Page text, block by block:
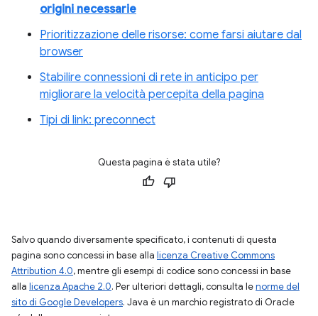
origini necessarie
Prioritizzazione delle risorse: come farsi aiutare dal
browser
Stabilire connessioni di rete in anticipo per
migliorare la velocità percepita della pagina
Tipi di link: preconnect
Questa pagina è stata utile?
Salvo quando diversamente specificato, i contenuti di questa
pagina sono concessi in base alla licenza Creative Commons
Attribution 4.0, mentre gli esempi di codice sono concessi in base
alla licenza Apache 2.0. Per ulteriori dettagli, consulta lenorme del
sito di Google Developers. Java è un marchio registrato di Oracle